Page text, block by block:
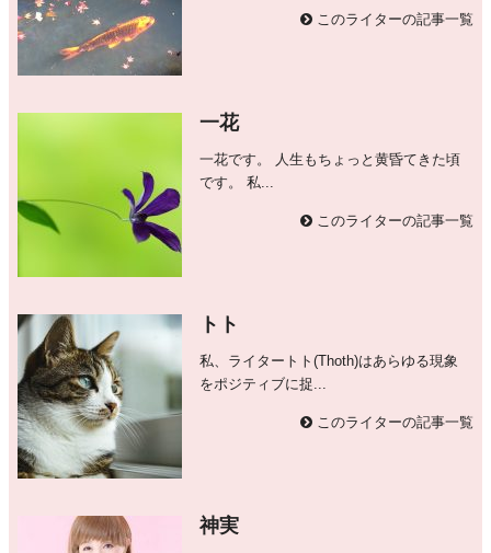
このライターの記事一覧
一花
一花です。 人生もちょっと黄昏てきた頃
です。 私...
このライターの記事一覧
トト
私、ライタートト(Thoth)はあらゆる現象
をポジティブに捉...
このライターの記事一覧
神実